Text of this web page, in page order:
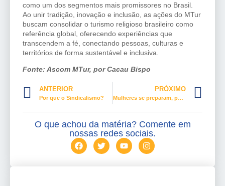
como um dos segmentos mais promissores no Brasil.
Ao unir tradição, inovação e inclusão, as ações do MTur
buscam consolidar o turismo religioso brasileiro como
referência global, oferecendo experiências que
transcendem a fé, conectando pessoas, culturas e
territórios de forma sustentável e inclusiva.
Fonte: Ascom MTur, por Cacau Bispo
ANTERIOR
Por que o Sindicalismo?
PRÓXIMO
Mulheres se preparam, para ações sindicais, em Conferência da CSA
O que achou da matéria? Comente em
nossas redes sociais.